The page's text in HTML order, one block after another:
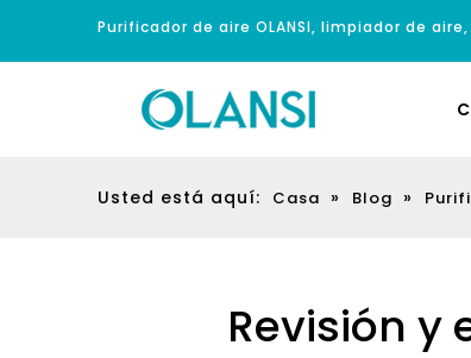
Purificador de aire OLANSI, limpiador de
Usted está aquí: Casa » Blog »
Revisión y